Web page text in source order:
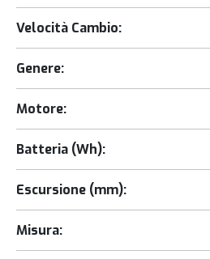
Velocità Cambio:
Genere:
Motore:
Batteria (Wh):
Escursione (mm):
Misura: